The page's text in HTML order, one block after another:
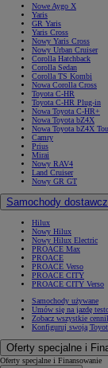
Nowe Aygo X
Yaris
GR Yaris
Yaris Cross
Nowy Yaris Cross
Nowy Urban Cruiser
Corolla Hatchback
Corolla Sedan
Corolla TS Kombi
Nowa Corolla Cross
Toyota C-HR
Toyota C-HR Plug-in
Nowa Toyota C-HR+
Nowa Toyota bZ4X
Nowa Toyota bZ4X
Camry
Prius
Mirai
Nowy RAV4
Land Cruiser
Nowy GR GT
Samochody
Hilux
Nowy Hilux
Nowy Hilux Electric
PROACE Max
PROACE
PROACE Verso
PROACE CITY
PROACE CITY Verso
Samochody używane
Umów się na jazdę
Zobacz wszystkie
Konfiguruj swoją
Oferty specjalne i
Oferty specjalne i Finansowanie